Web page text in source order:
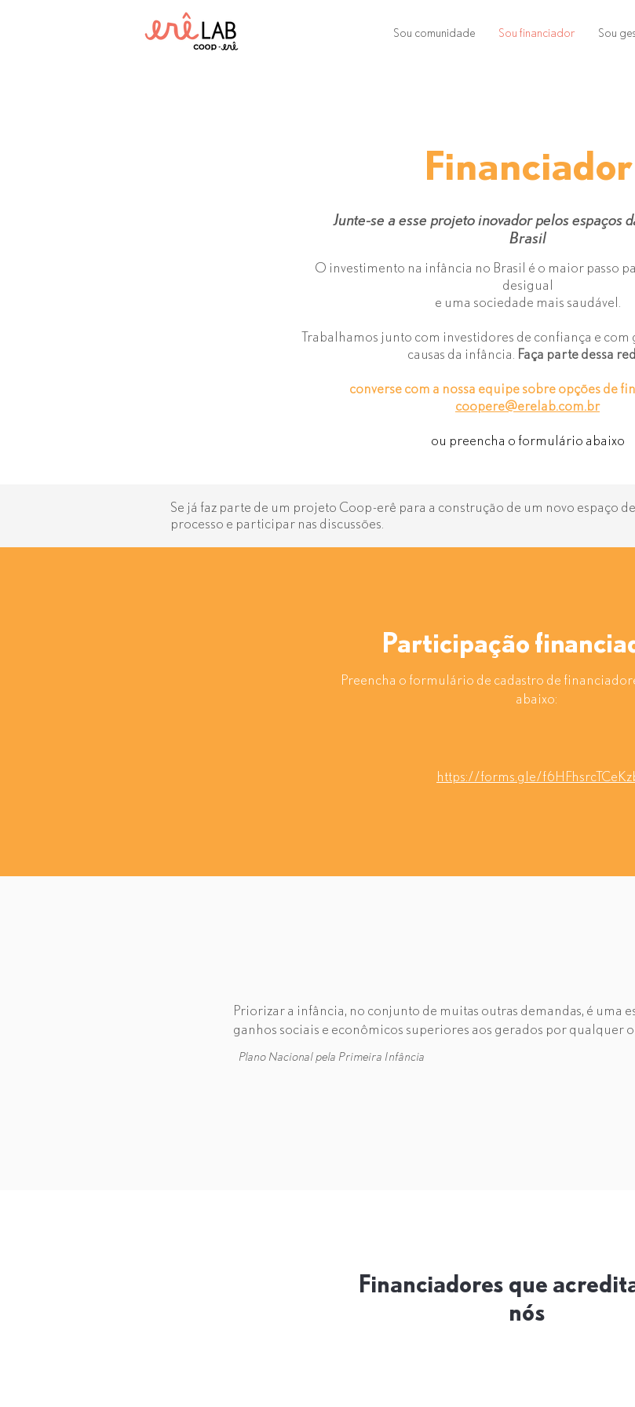
Sou comunidade Sou financiador Sou
Financiador
Junte-se a esse projeto inovador pelos espaços
Brasil
O investimento na infância no Brasil é o maior passo
desigual
e uma sociedade mais saudável.
Trabalhamos junto com investidores de confiança e com
causas da infância. Faça parte dessa
converse com a nossa equipe sobre opções de
coopere@erelab.com.br
ou preencha o formulário abaixo
Se já faz parte de um projeto Coop-erê para a construção de um novo espaço
processo e participar nas discussões.
Participação
Preencha o formulário de cadastro de
abaixo:
https://forms.gle/
Priorizar a infância, no conjunto de muitas outras demandas, é uma
ganhos sociais e econômicos superiores aos gerados por qualquer
Plano Nacional pela Primeira Infância
Financiadores que
nós